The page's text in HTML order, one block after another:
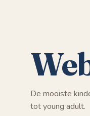
De mooiste
tot young adult.